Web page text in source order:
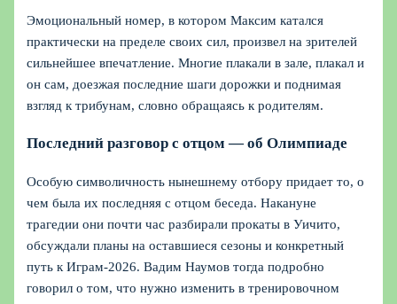
Эмоциональный номер, в котором Максим катался
практически на пределе своих сил, произвел на зрителей
сильнейшее впечатление. Многие плакали в зале, плакал и
он сам, доезжая последние шаги дорожки и поднимая
взгляд к трибунам, словно обращаясь к родителям.
Последний разговор с отцом — об Олимпиаде
Особую символичность нынешнему отбору придает то, о
чем была их последняя с отцом беседа. Накануне
трагедии они почти час разбирали прокаты в Уичито,
обсуждали планы на оставшиеся сезоны и конкретный
путь к Играм-2026. Вадим Наумов тогда подробно
говорил о том, что нужно изменить в тренировочном